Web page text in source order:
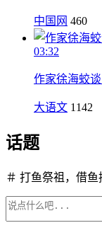
中国网 460
03:32
作家徐海蛟
大语文 1142
话题
＃ 打鱼祭祖，借